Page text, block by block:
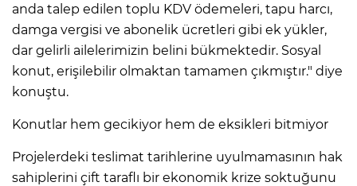
anda talep edilen toplu KDV ödemeleri, tapu harcı,
damga vergisi ve abonelik ücretleri gibi ek yükler,
dar gelirli ailelerimizin belini bükmektedir. Sosyal
konut, erişilebilir olmaktan tamamen çıkmıştır." diye
konuştu.
Konutlar hem gecikiyor hem de eksikleri bitmiyor
Projelerdeki teslimat tarihlerine uyulmamasının hak
sahiplerini çift taraflı bir ekonomik krize soktuğunu